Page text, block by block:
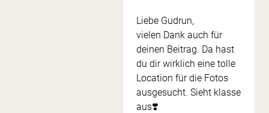
Liebe Gudrun,
vielen Dank auch für
deinen Beitrag. Da hast
du dir wirklich eine tolle
Location für die Fotos
ausgesucht. Sieht klasse
aus❣️